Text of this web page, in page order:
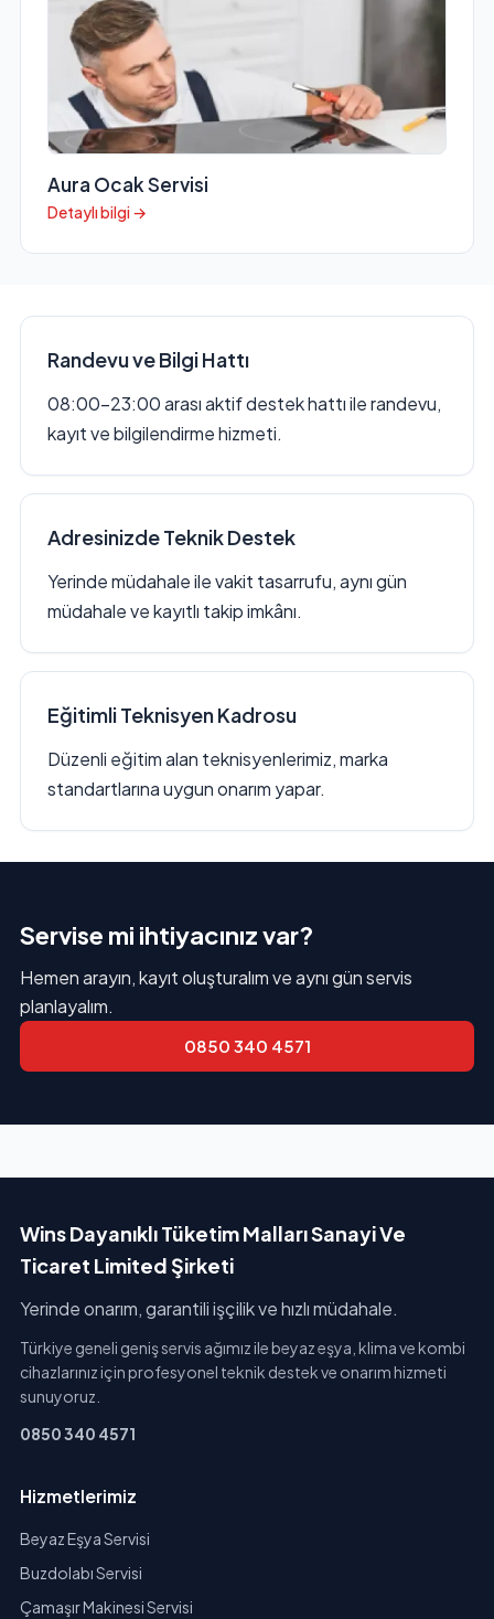
Aura Ocak Servisi
Detaylı bilgi →
Randevu ve Bilgi Hattı
08:00–23:00 arası aktif destek hattı ile randevu,
kayıt ve bilgilendirme hizmeti.
Adresinizde Teknik Destek
Yerinde müdahale ile vakit tasarrufu, aynı gün
müdahale ve kayıtlı takip imkânı.
Eğitimli Teknisyen Kadrosu
Düzenli eğitim alan teknisyenlerimiz, marka
standartlarına uygun onarım yapar.
Servise mi ihtiyacınız var?
Hemen arayın, kayıt oluşturalım ve aynı gün servis
planlayalım.
0850 340 4571
Wins Dayanıklı Tüketim Malları Sanayi Ve
Ticaret Limited Şirketi
Yerinde onarım, garantili işçilik ve hızlı müdahale.
Türkiye geneli geniş servis ağımız ile beyaz eşya, klima ve kombi
cihazlarınız için profesyonel teknik destek ve onarım hizmeti
sunuyoruz.
0850 340 4571
Hizmetlerimiz
Beyaz Eşya Servisi
Buzdolabı Servisi
Çamaşır Makinesi Servisi